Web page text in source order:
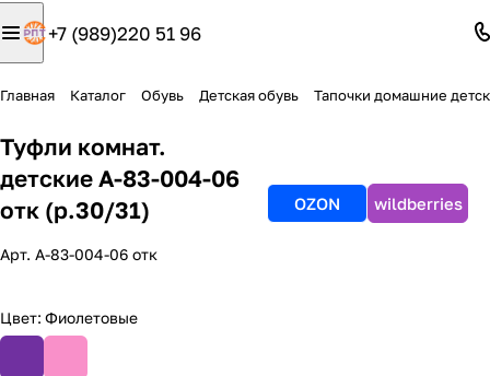
+7 (989)220 51 96
Главная Каталог Обувь Детская обувь Тапочки домашние
Туфли комнат.
детские А-83-004-06
отк (р.30/31)
Арт. А-83-004-06 отк
Цвет: Фиолетовые
OZON wildberries